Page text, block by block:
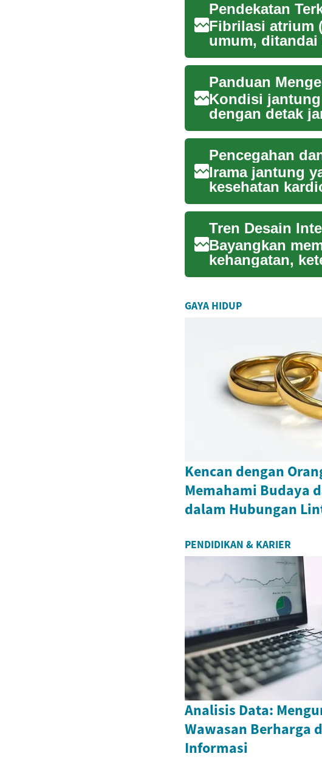
Pendekatan
Fibrilasi atrium
umum,
serin...
Panduan
Kondisi
dengan detak
perhatian...
Pencegahan
Irama jantung
kesehatan
jutaan orang ...
Bayangkan
kehangatan,
yang tak
GAYA HIDUP
Kencan dengan
Memahami Budaya
dalam Hubungan
PENDIDIKAN & KARIER
Analisis Data:
Wawasan Berharga
Informasi